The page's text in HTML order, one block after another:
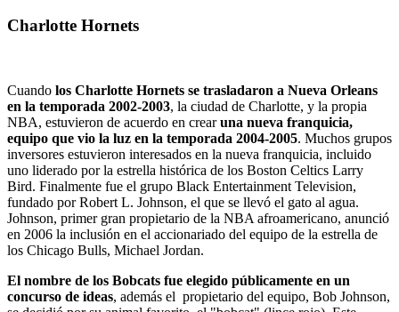
Charlotte Hornets
Cuando los Charlotte Hornets se trasladaron a Nueva Orleans
en la temporada 2002-2003, la ciudad de Charlotte, y la propia
NBA, estuvieron de acuerdo en crearuna nueva franquicia,
equipo que vio la luz en la temporada 2004-2005. Muchos grupos
inversores estuvieron interesados en la nueva franquicia, incluido
uno liderado por la estrella histórica de los Boston Celtics Larry
Bird. Finalmente fue el grupo Black Entertainment Television,
fundado por Robert L. Johnson, el que se llevó el gato al agua.
Johnson, primer gran propietario de la NBA afroamericano, anunció
en 2006 la inclusión en el accionariado del equipo de la estrella de
los Chicago Bulls, Michael Jordan.
El nombre de los Bobcats fue elegido públicamente en un
concurso de ideas, además el propietario del equipo, Bob Johnson,